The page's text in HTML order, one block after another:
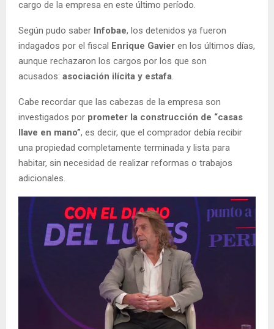
cargo de la empresa en este último período.
Según pudo saber Infobae, los detenidos ya fueron
indagados por el fiscal Enrique Gavier en los últimos días,
aunque rechazaron los cargos por los que son
acusados: asociación ilícita y estafa.
Cabe recordar que las cabezas de la empresa son
investigados por prometer la construcción de “casas
llave en mano”, es decir, que el comprador debía recibir
una propiedad completamente terminada y lista para
habitar, sin necesidad de realizar reformas o trabajos
adicionales.